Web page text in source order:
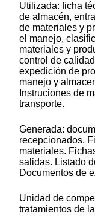
Utilizada: ficha
de almacén,
de materiales y
el manejo,
materiales y
control de
expedición de
manejo y
Instruciones de
transporte.
Generada:
recepcionados.
materiales.
salidas. Listado
Documentos de
Unidad de
tratamientos de